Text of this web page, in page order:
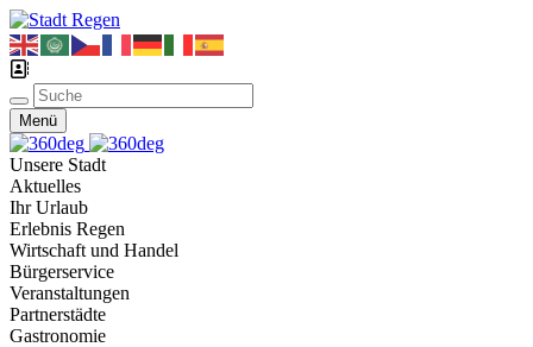
Menü
Unsere Stadt
Aktuelles
Ihr Urlaub
Erlebnis Regen
Wirtschaft und Handel
Bürgerservice
Veranstaltungen
Partnerstädte
Gastronomie